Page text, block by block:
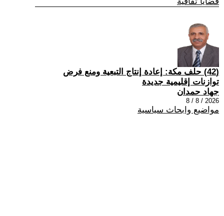
(42) حلف مكة: إعادة إنتاج التبعية ومنع فرض
توازنات إقليمية جديدة
جهاد حمدان
2026 / 8 / 8
مواضيع وابحاث سياسية